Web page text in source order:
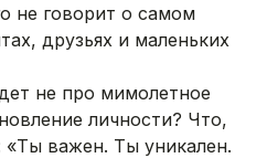
не говорит о самом
друзьях и маленьких
не про мимолетное
личности? Что,
«Ты важен. Ты уникален.